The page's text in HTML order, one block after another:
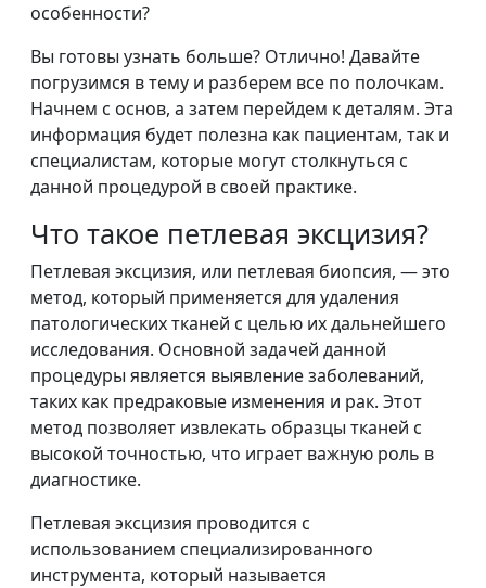
особенности?
Вы готовы узнать больше? Отлично! Давайте
погрузимся в тему и разберем все по полочкам.
Начнем с основ, а затем перейдем к деталям. Эта
информация будет полезна как пациентам, так и
специалистам, которые могут столкнуться с
данной процедурой в своей практике.
Что такое петлевая эксцизия?
Петлевая эксцизия, или петлевая биопсия, — это
метод, который применяется для удаления
патологических тканей с целью их дальнейшего
исследования. Основной задачей данной
процедуры является выявление заболеваний,
таких как предраковые изменения и рак. Этот
метод позволяет извлекать образцы тканей с
высокой точностью, что играет важную роль в
диагностике.
Петлевая эксцизия проводится с
использованием специализированного
инструмента, который называется